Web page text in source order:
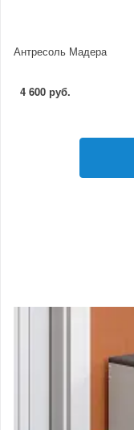
Антресоль Мадера
4 600 руб.